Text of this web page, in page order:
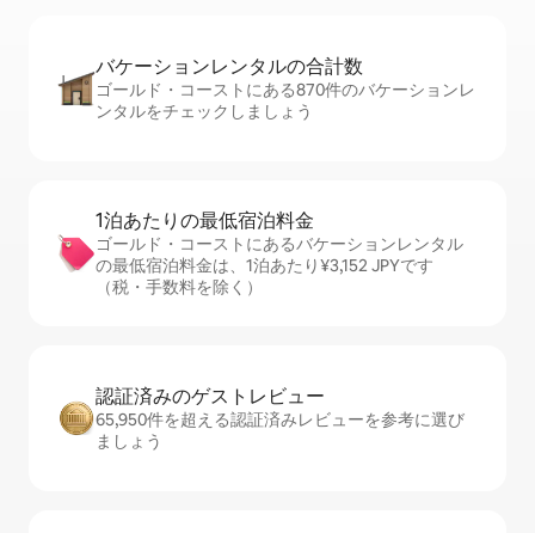
バケーションレ⁠ン⁠タ⁠ル⁠の合⁠計⁠数
ゴールド・コーストにある870件のバケーションレ
ンタルをチェックしましょう
1泊あたりの最⁠低⁠宿⁠泊⁠料⁠金
ゴールド・コーストにあるバケーションレンタル
の最低宿泊料金は、1泊あたり¥3,152 JPYです
（税・手数料を除く）
認証済みのゲ⁠ス⁠ト⁠レ⁠ビ⁠ュ⁠ー
65,950件を超える認証済みレビューを参考に選び
ましょう